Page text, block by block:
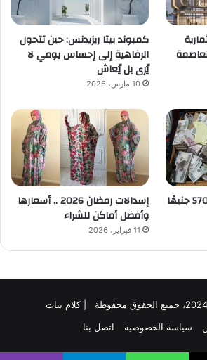
كمبوند بيتا ريزيدنس: حين تتحول
الرفاهية إلى إحساس يومي لا
يُرى بل يُعاش
10 مارس، 2026
إسدالات رمضان 2026 .. أسعارها
وأفضل أماكن للشراء
11 فبراير، 2026
سياسة الخصوصية اتصل بنا